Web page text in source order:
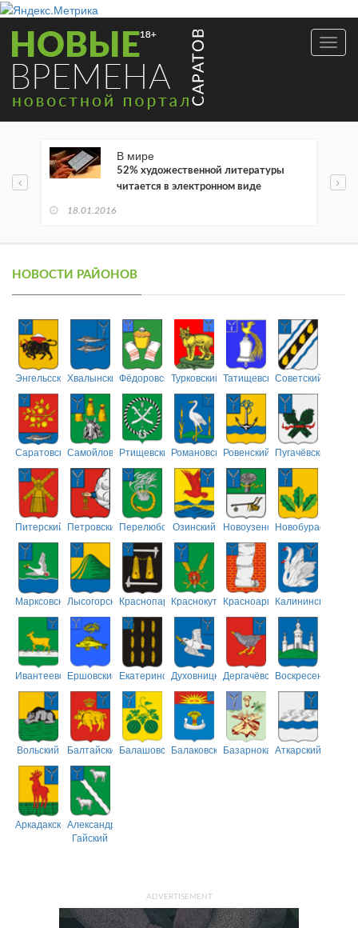
В мире
52% художественной литературы
читается в электронном виде
18.01.2016
НОВОСТИ РАЙОНОВ
ЭнгельсскийХвалынскийФёдоровскийТурковский ТатищевскийСоветский
СаратовскийСамойловскийРтищевскийРомановскийРовенский Пугачёвский
Питерский ПетровскийПерелюбскийОзинский НовоузенскийНовобурасский
МарксовскийЛысогорскийКраснопартизанский
КраснокутскийКрасноармейский
Калининский
ИвантеевскийЕршовский ЕкатериновскийДуховницкийДергачёвскийВоскресенский
Вольский БалтайскийБалашовскийБалаковскийБазарнокарабулакский
Аткарский
АркадакскийАлександрово-
Гайский
ADVERTISEMENT